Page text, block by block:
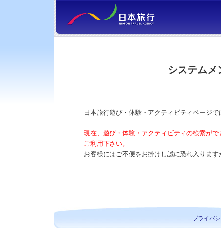
システムメ
日本旅行遊び・体験・アクティビティページ
現在、遊び・体験・アクティビティの検索が
ご利用下さい。
お客様にはご不便をお掛けし誠に恐れ入りま
プライバ